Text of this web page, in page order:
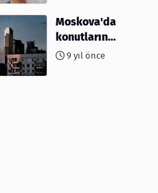
Moskova'da
konutların
%10'undan
9 yıl önce